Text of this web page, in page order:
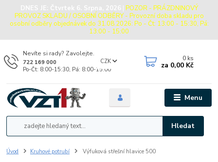
DNES JE: Čtvrtek 6. Srpna, 2026 | POZOR - PRÁZDNINOVÝ
PROVOZ SKLADU / OSOBNÍ ODBĚRY - Provozní doba skladu pro
osobní odběry objednávek do 31.08.2026: Po - Čt: 13:00 - 15:30, Pá:
13:00 - 15:00
Menu
CZK
Hledat
Nevíte si rady? Zavolejte.
722 169 000
Po-Čt: 8:00-15:30, Pá: 8:00-15:00
0 ks
za 0,00 Kč
Úvod Kruhové potrubí Výfuková střešní hlavice 500